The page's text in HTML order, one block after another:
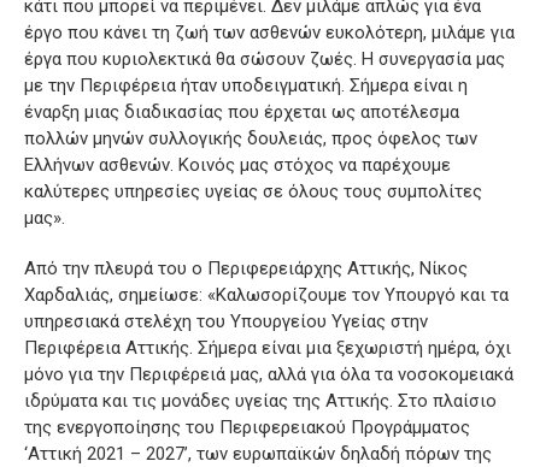
κάτι που μπορεί να περιμένει. Δεν μιλάμε απλώς για ένα
έργο που κάνει τη ζωή των ασθενών ευκολότερη, μιλάμε για
έργα που κυριολεκτικά θα σώσουν ζωές. Η συνεργασία μας
με την Περιφέρεια ήταν υποδειγματική. Σήμερα είναι η
έναρξη μιας διαδικασίας που έρχεται ως αποτέλεσμα
πολλών μηνών συλλογικής δουλειάς, προς όφελος των
Ελλήνων ασθενών. Κοινός μας στόχος να παρέχουμε
καλύτερες υπηρεσίες υγείας σε όλους τους συμπολίτες
μας».
Από την πλευρά του ο Περιφερειάρχης Αττικής, Νίκος
Χαρδαλιάς, σημείωσε: «Καλωσορίζουμε τον Υπουργό και τα
υπηρεσιακά στελέχη του Υπουργείου Υγείας στην
Περιφέρεια Αττικής. Σήμερα είναι μια ξεχωριστή ημέρα, όχι
μόνο για την Περιφέρειά μας, αλλά για όλα τα νοσοκομειακά
ιδρύματα και τις μονάδες υγείας της Αττικής. Στο πλαίσιο
της ενεργοποίησης του Περιφερειακού Προγράμματος
‘Αττική 2021 – 2027’, των ευρωπαϊκών δηλαδή πόρων της